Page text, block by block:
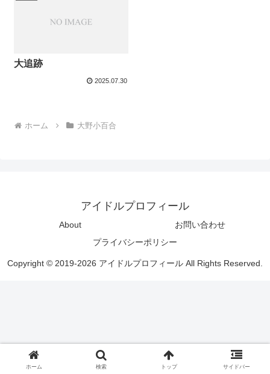
大追跡
2025.07.30
ホーム 大野小百合
アイドルプロフィール
About
お問い合わせ
プライバシーポリシー
Copyright © 2019-2026 アイドルプロフィール All Rights Reserved.
ホーム 検索 トップ サイドバー